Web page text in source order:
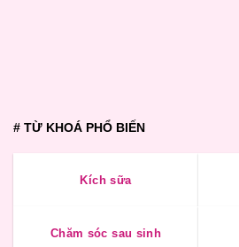
# TỪ KHOÁ PHỔ BIẾN
Kích sữa
Chăm sóc sau sinh